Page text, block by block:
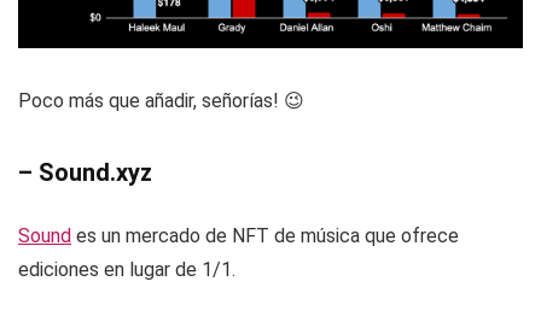
Poco más que añadir, señorías! 😉
– Sound.xyz
Sound es un mercado de NFT de música que ofrece
ediciones en lugar de 1/1.